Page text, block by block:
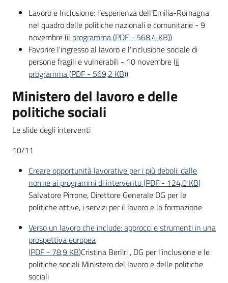
centri
l'impiego
Lavoro
te
Seguici
su
Lavoro e Inclusione: l’esperienza dell’Emilia-Romagna
nel quadro delle politiche nazionali e comunitarie - 9
novembre (il programma(PDF - 568,4 KB))
Favorire l'ingresso al lavoro e l'inclusione sociale di
persone fragili e vulnerabili - 10 novembre (il
programma(PDF - 569,2 KB))
Ministero del lavoro e delle
politiche sociali
Le slide degli interventi
10/11
Creare opportunità lavorative per i più deboli: dalle
norme ai programmi di intervento(PDF - 124,0 KB)
Salvatore Pirrone, Direttore Generale DG per le
politiche attive, i servizi per il lavoro e la formazione
Verso un lavoro che include: approcci e strumenti in una
prospettiva europea
(PDF - 78,9 KB)Cristina Berliri , DG per l’inclusione e le
politiche sociali Ministero del lavoro e delle politiche
sociali